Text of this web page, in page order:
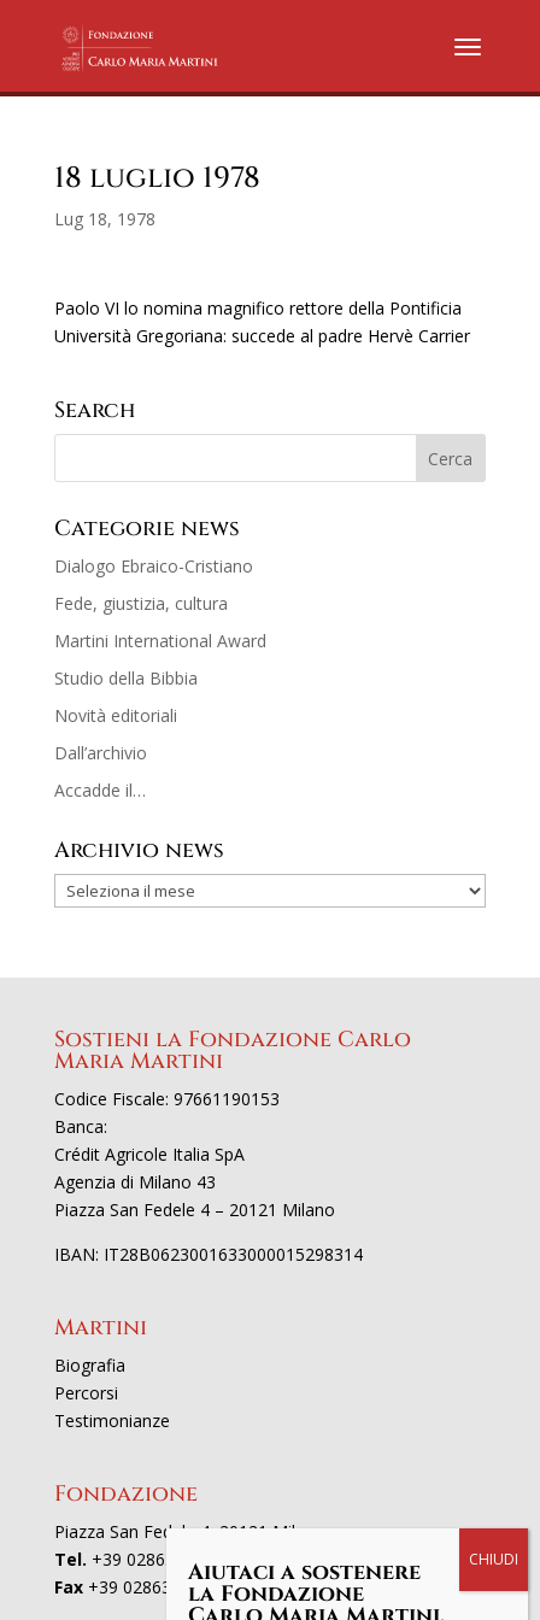
18 luglio 1978
Lug 18, 1978
Paolo VI lo nomina magnifico rettore della Pontificia
Università Gregoriana: succede al padre Hervè Carrier
Search
Categorie news
Dialogo Ebraico-Cristiano
Fede, giustizia, cultura
Martini International Award
Studio della Bibbia
Novità editoriali
Dall’archivio
Accadde il…
Archivio news
Sostieni la Fondazione Carlo
Maria Martini
Codice Fiscale: 97661190153
Banca:
Crédit Agricole Italia SpA
Agenzia di Milano 43
Piazza San Fedele 4 – 20121 Milano
IBAN: IT28B0623001633000015298314
Martini
Biografia
Percorsi
Testimonianze
Fondazione
Piazza San Fedele 4, 20121 Milano
Tel. +39 02863521
Fax+39 0286352801Aiutaci a sostenere
la Fondazione